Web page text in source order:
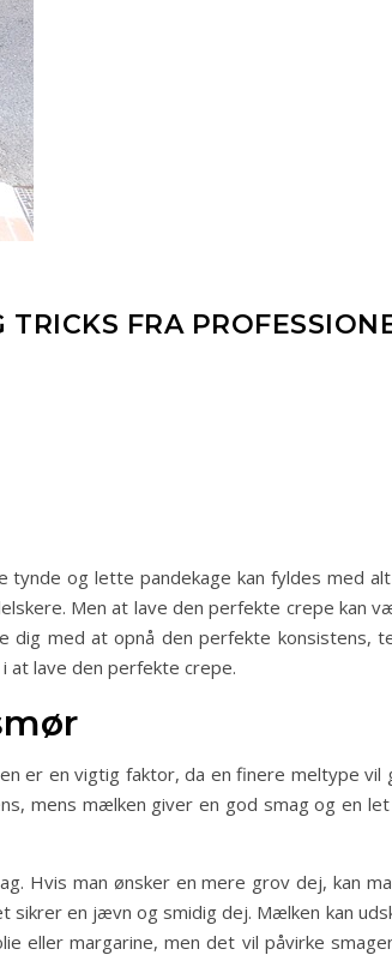
FRA
tynde og lette pandekage kan fyldes med
Men at lave den perfekte crepe kan
med at opnå den perfekte konsistens,
at lave den perfekte crepe.
er en vigtig faktor, da en finere meltype vil
mens mælken giver en god smag og en
Hvis man ønsker en mere grov dej, kan
en jævn og smidig dej. Mælken kan
eller margarine, men det vil påvirke